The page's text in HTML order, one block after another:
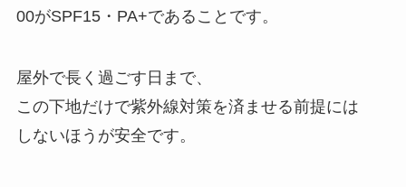
00がSPF15・PA+であることです。
屋外で長く過ごす日まで、
この下地だけで紫外線対策を済ませる前提には
しないほうが安全です。